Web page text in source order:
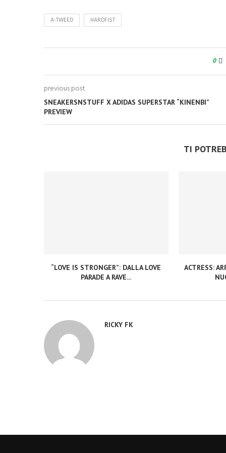
A-TWEED HARDFIST
0
previous post
SNEAKERSNSTUFF X ADIDAS SUPERSTAR “KINENBI”
PREVIEW
TI
“LOVE IS STRONGER”: DALLA LOVE
PARADE A RAVE...
ACTRESS:
RICKY FK